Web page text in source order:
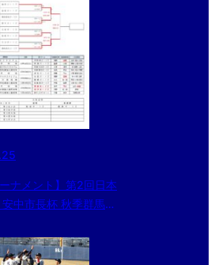
ーナメント】第2回日本
中市長杯 秋季群馬県